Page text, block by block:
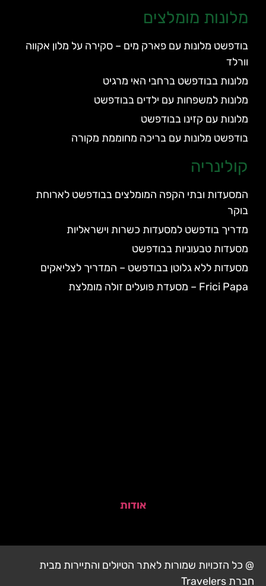
מלונות מומלצים
בודפשט מלונות עם פארק מים – סקירה על מלון אקווה
וורלד
מלונות בבודפשט ברחבי האי מרגיט
מלונות למשפחות עם ילדים בבודפשט
מלונות עם קזינו בבודפשט
בודפשט מלונות עם בריכה מחוממת מקורה
קולינריה
המסעדות ובתי הקפה המומלצים בבודפשט לארוחת
בוקר
מדריך בודפשט למסעדות כשרות וישראליות
מסעדות טבעוניות בבודפשט
מסעדות ללא גלוטן בבודפשט – המדריך לצליאקים
Frici Papa – מסעדת פועלים זולה מומלצת
אודות
@ כל הזכויות שמורות לאתר הטיולים והתיירות מבית
חברת Travelers